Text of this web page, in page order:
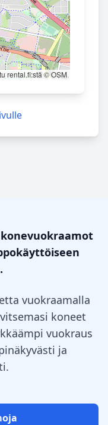
rental.fi:stä © OSM
vuokraamalla
koneet
vuokraus
ja